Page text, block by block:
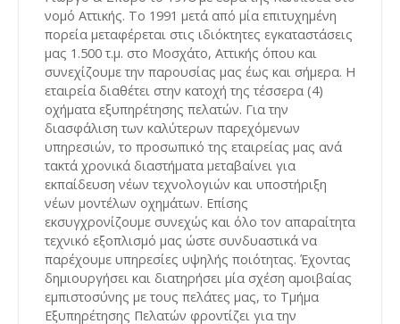
νομό Αττικής. Το 1991 μετά από μία επιτυχημένη
πορεία μεταφέρεται στις ιδιόκτητες εγκαταστάσεις
μας 1.500 τ.μ. στο Μοσχάτο, Αττικής όπου και
συνεχίζουμε την παρουσίας μας έως και σήμερα. Η
εταιρεία διαθέτει στην κατοχή της τέσσερα (4)
οχήματα εξυπηρέτησης πελατών. Για την
διασφάλιση των καλύτερων παρεχόμενων
υπηρεσιών, το προσωπικό της εταιρείας μας ανά
τακτά χρονικά διαστήματα μεταβαίνει για
εκπαίδευση νέων τεχνολογιών και υποστήριξη
νέων μοντέλων οχημάτων. Επίσης
εκσυγχρονίζουμε συνεχώς και όλο τον απαραίτητα
τεχνικό εξοπλισμό μας ώστε συνδυαστικά να
παρέχουμε υπηρεσίες υψηλής ποιότητας. Έχοντας
δημιουργήσει και διατηρήσει μία σχέση αμοιβαίας
εμπιστοσύνης με τους πελάτες μας, το Τμήμα
Εξυπηρέτησης Πελατών φροντίζει για την